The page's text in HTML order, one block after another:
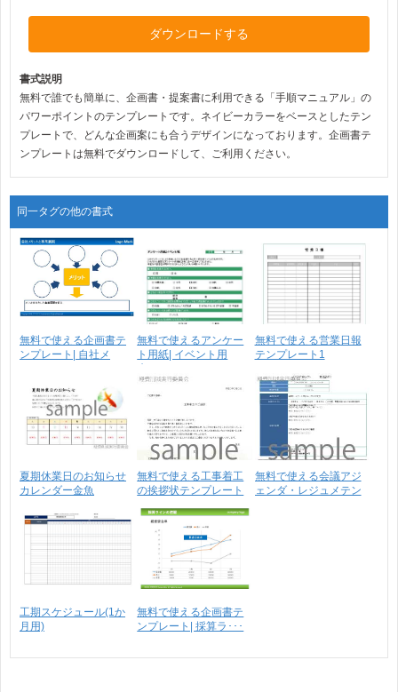
ダウンロードする
書式説明
無料で誰でも簡単に、企画書・提案書に利用できる「手順マニュアル」の
パワーポイントのテンプレートです。ネイビーカラーをベースとしたテン
プレートで、どんな企画案にも合うデザインになっております。企画書テ
ンプレートは無料でダウンロードして、ご利用ください。
同一タグの他の書式
無料で使える企画書テ
ンプレート| 自社メ
無料で使えるアンケー
ト用紙| イベント用
無料で使える営業日報
テンプレート1
夏期休業日のお知らせ
カレンダー金魚
無料で使える工事着工
の挨拶状テンプレート
無料で使える会議アジ
ェンダ・レジュメテン
工期スケジュール(1か
月用)
無料で使える企画書テ
ンプレート| 採算ラ･･･